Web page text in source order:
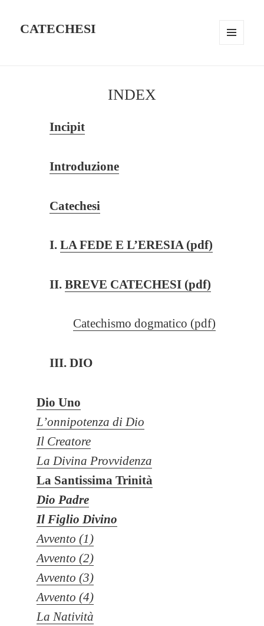
CATECHESI
INDEX
Incipit
Introduzione
Catechesi
I.LA FEDE E L’ERESIA (pdf)
II.BREVE CATECHESI (pdf)
Catechismo dogmatico (pdf)
III. DIO
Dio Uno
L’onnipotenza di Dio
Il Creatore
La Divina Provvidenza
La Santissima Trinità
Dio Padre
Il Figlio Divino
Avvento (1)
Avvento (2)
Avvento (3)
Avvento (4)
La Natività